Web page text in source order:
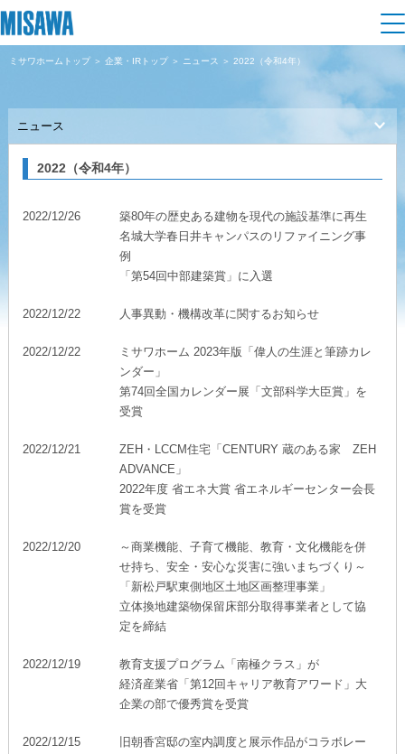
建てる [注文住宅]
テクノロジー（住まいの性能）
建築事例・建築実例
デザイナーズギャラリー
分譲住宅（建売・土地）検索
スムストック検索
分譲マンション検索
売る [MISAWA RELAY]
土地活用
土地活用モデルルーム見学
医療・介護・子育て・障がい福祉施設
これから土地活用・賃貸経営をご検討の方
営に役立つ多彩な情報を幅広くお届けします。
戸建て・マンション
ミサワリフォームとは
リフォームの流れ
リフォームメニュー
事業用リノベーション
ホテル・旅館リフォーム
これからリフォームをご検討の方
まちづくり
複合開発・投資開発
複合開発事業（ASMACI-アスマチ-）
再開発・官民連携事業
分譲マンション開発事業
収益不動産・投資開発事業
建築再生事業
事業用地・事業用建物
オーナーサポート
サポートメニュー
アフターメンテナンス
ミサワリフォーム
お客様センター
IR情報
MISAWAについて
ミサワホームグループ
SDGs
イベント情報
カタログ請求
住まいのご相談
ミサワホームトップ＞ 企業・IRトップ＞ ニュース ＞ 2022（令和4年）
ニュース
2022（令和4年）
2022/12/26
築80年の歴史ある建物を現代の施設基準に再生
名城大学春日井キャンパスのリファイニング事
例
「第54回中部建築賞」に入選
2022/12/22 人事異動・機構改革に関するお知らせ
2022/12/22
ミサワホーム 2023年版「偉人の生涯と筆跡カレ
ンダー」
第74回全国カレンダー展「文部科学大臣賞」を
受賞
2022/12/21
ZEH・LCCM住宅「CENTURY 蔵のある家 ZEH
ADVANCE」
2022年度 省エネ大賞 省エネルギーセンター会長
賞を受賞
2022/12/20
～商業機能、子育て機能、教育・文化機能を併
せ持ち、安全・安心な災害に強いまちづくり～
「新松戸駅東側地区土地区画整理事業」
立体換地建築物保留床部分取得事業者として協
定を締結
2022/12/19
教育支援プログラム「南極クラス」が
経済産業省「第12回キャリア教育アワード」大
企業の部で優秀賞を受賞
2022/12/15
旧朝香宮邸の室内調度と展示作品がコラボレー